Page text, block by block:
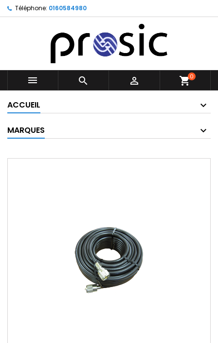
Téléphone: 0160584980
   shopping_cart0
ACCUEIL
MARQUES